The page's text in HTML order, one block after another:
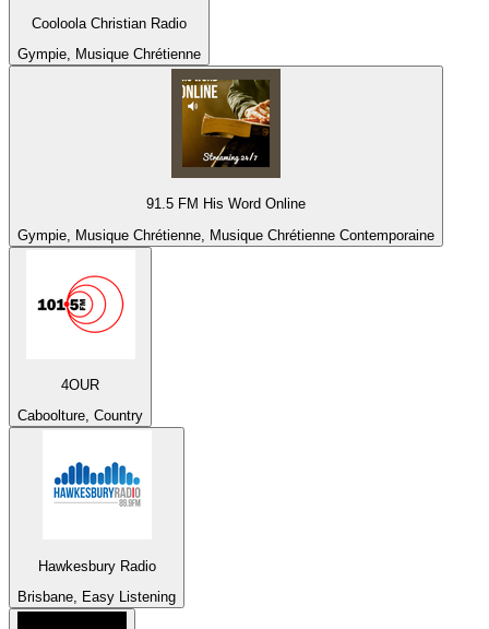
Cooloola Christian Radio
Gympie, Musique Chrétienne
91.5 FM His Word Online
Gympie, Musique Chrétienne, Musique Chrétienne Contemporaine
4OUR
Caboolture, Country
Hawkesbury Radio
Brisbane, Easy Listening